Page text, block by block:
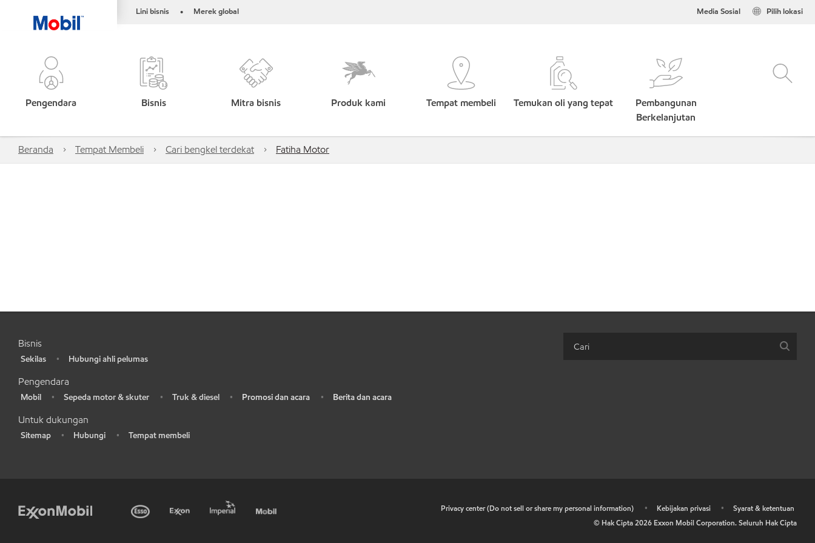
Lini bisnis • Merek global Pilih lokasi
Media Sosial
Pengendara Bisnis Mitra bisnis Produk kami Tempat membeli Temukan oli yang tepat
Pembangunan
Berkelanjutan
Beranda Tempat Membeli Cari bengkel terdekat Fatiha Motor
Bisnis
Sekilas • Hubungi ahli pelumas
Pengendara
Mobil • Sepeda motor & skuter • Truk & diesel • Promosi dan acara • Berita dan acara
Untuk dukungan
Sitemap • Hubungi • Tempat membeli
Privacy center (Do not sell or share my personal information) • Kebijakan privasi •
Syarat & ketentuan
© Hak Cipta2026 Exxon Mobil Corporation. Seluruh Hak Cipta